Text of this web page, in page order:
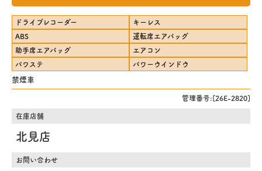
ドライブレコーダー
キーレス
ABS
運転席エアバッグ
助手席エアバッグ
エアコン
パワステ
パワーウインドウ
禁煙車
管理番号:[26E-2820]
在庫店舗
北見店
お問い合わせ